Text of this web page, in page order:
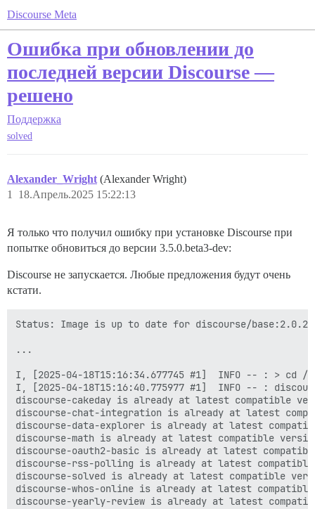
Discourse Meta
Ошибка при обновлении до
последней версии Discourse —
решено
Поддержка
solved
Alexander_Wright (Alexander Wright)
18.Апрель.2025 15:22:13
1
Я только что получил ошибку при установке Discourse при
попытке обновиться до версии 3.5.0.beta3-dev:
Discourse не запускается. Любые предложения будут очень
кстати.
Status: Image is up to date for discourse/
...
I, [2025-04-18T15:16:34.677745 #1]  INFO -- : > cd /
I, [2025-04-18T15:16:40.775977 #1]  INFO -- :
discourse-cakeday is already at latest compatible
discourse-chat-integration is already at latest
discourse-data-explorer is already at latest
discourse-math is already at latest compatible
discourse-oauth2-basic is already at latest
discourse-rss-polling is already at latest
discourse-solved is already at latest compatible
discourse-whos-online is already at latest
discourse-yearly-review is already at latest